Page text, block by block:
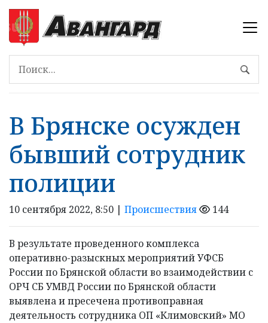
В Брянске осужден
бывший сотрудник
полиции
10 сентября 2022, 8:50 | Происшествия 144
В результате проведенного комплекса
оперативно-разыскных мероприятий УФСБ
России по Брянской области во взаимодействии с
ОРЧ СБ УМВД России по Брянской области
выявлена и пресечена противоправная
деятельность сотрудника ОП «Климовский» МО